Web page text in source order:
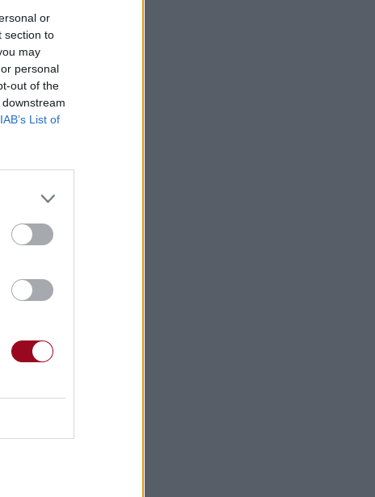
or
section to
may
personal
out of the
IAB’s List of